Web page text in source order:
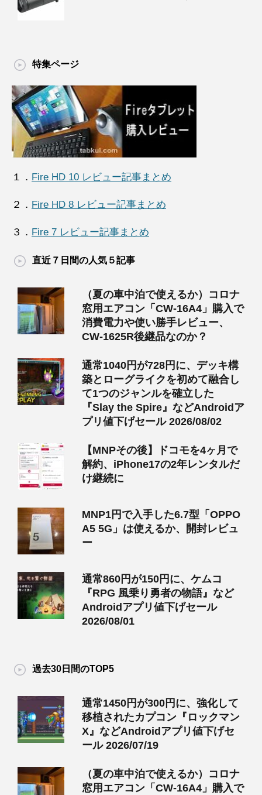
特集ページ
１． Fire HD 10 レビュー記事まとめ
２． Fire HD 8 レビュー記事まとめ
３． Fire 7 レビュー記事まとめ
直近７日間の人気５記事
（夏の車中泊で使えるか）コロナ
窓用エアコン「CW-16A4」購入で
消費電力や使い勝手レビュー、
CW-1625R後継品なのか？
通常1040円が728円に、デッキ構
築とローグライクを初めて融合し
て1つのジャンルを確立した
『Slay the Spire』などAndroidア
プリ値下げセール 2026/08/02
【MNPその後】ドコモを4ヶ月で
解約、iPhone17の2年レンタルだ
け継続に
MNP1円で入手した6.7型「OPPO
A5 5G」は使えるか、開封レビュ
ー
通常860円が150円に、ケムコ
『RPG 風乗り勇者の物語』など
Androidアプリ値下げセール
2026/08/01
過去30日間のTOP5
通常1450円が300円に、強化して
移植されたカプコン『ロックマン
X』などAndroidアプリ値下げセ
ール 2026/07/19
（夏の車中泊で使えるか）コロナ
窓用エアコン「CW-16A4」購入で